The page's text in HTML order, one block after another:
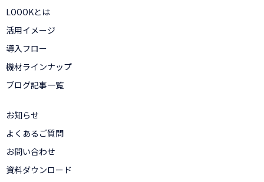
LOOOKとは
活用イメージ
導入フロー
機材ラインナップ
ブログ記事一覧
お知らせ
よくあるご質問
お問い合わせ
資料ダウンロード